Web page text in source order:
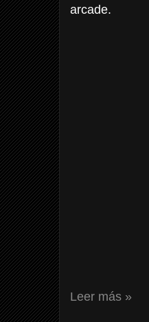
arcade.
Leer más »